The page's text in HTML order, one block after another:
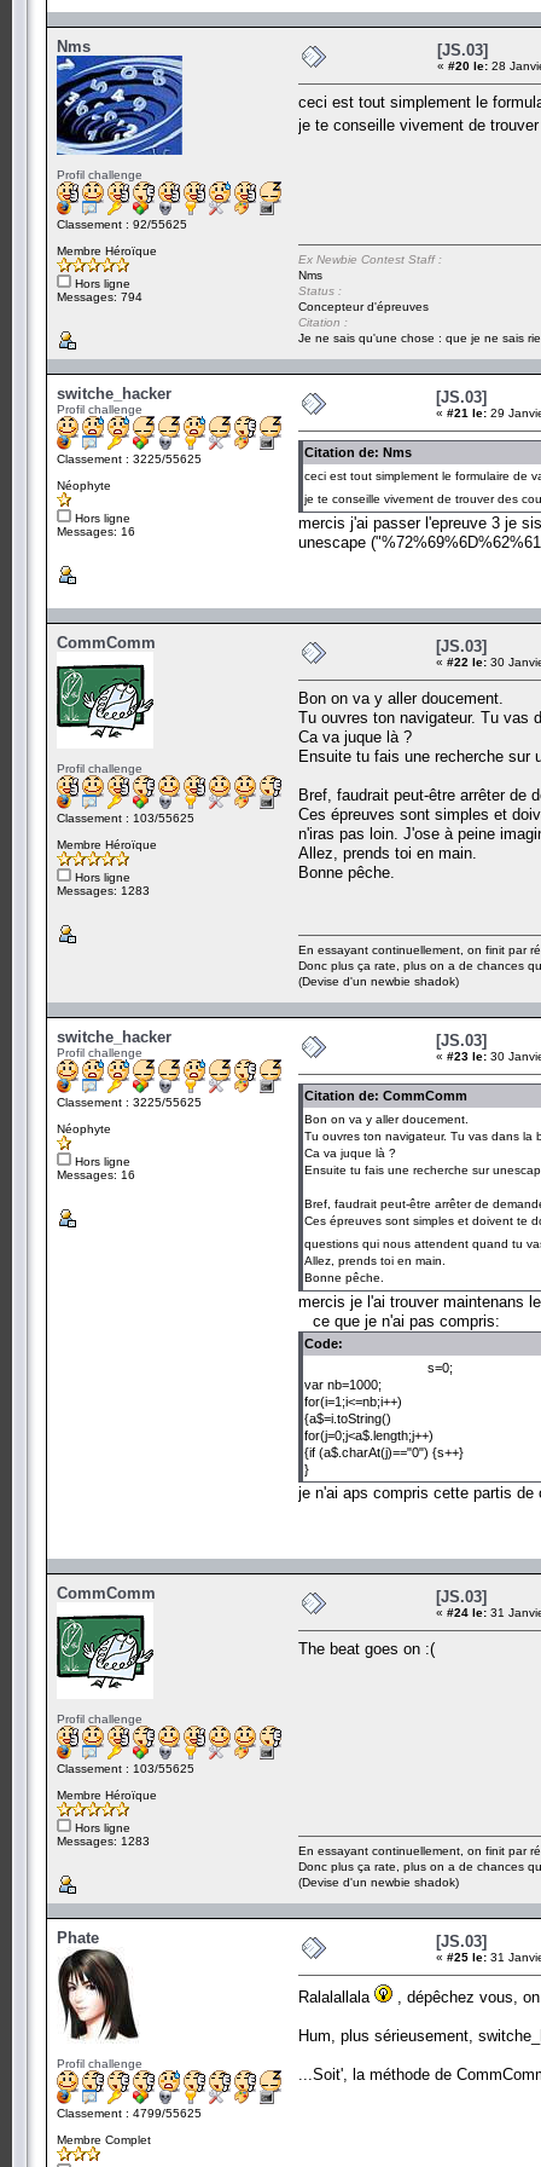
Nms
Profil challenge
Classement : 92/55625
Membre Héroïque
Hors ligne
Messages: 794
[JS.03]
« #20 le: 28
ceci est tout simplement le
je te conseille vivement de
Ex Newbie Contest Staff :
Nms
Status :
Concepteur d'épreuves
Citation :
Je ne sais qu'une chose : que je ne sais
switche_hacker
Profil challenge
Classement : 3225/55625
Néophyte
Hors ligne
Messages: 16
[JS.03]
« #21 le: 29
Citation de: Nms
ceci est tout simplement le formulaire de
je te conseille vivement de trouver des
mercis j'ai passer l'epreuve 3 je
unescape
CommComm
Profil challenge
Classement : 103/55625
Membre Héroïque
Hors ligne
Messages: 1283
[JS.03]
« #22 le: 30
Bon on va y aller doucement.
Tu ouvres ton navigateur. Tu vas
Ca va juque là ?
Ensuite tu fais une recherche sur
Bref, faudrait peut-être arrêter de
Ces épreuves sont simples et
n'iras pas loin. J'ose à peine
Allez, prends toi en main.
Bonne pêche.
En essayant continuellement, on finit par
Donc plus ça rate, plus on a de chances
(Devise d'un newbie shadok)
switche_hacker
Profil challenge
Classement : 3225/55625
Néophyte
Hors ligne
Messages: 16
[JS.03]
« #23 le: 30
Citation de: CommComm
Bon on va y aller doucement.
Tu ouvres ton navigateur. Tu vas dans la
Ca va juque là ?
Ensuite tu fais une recherche sur
Bref, faudrait peut-être arrêter de
Ces épreuves sont simples et doivent te
questions qui nous attendent quand tu
Allez, prends toi en main.
Bonne pêche.
mercis je l'ai trouver maintenans
ce que je n'ai pas compris:
Code:
s=0;
var nb=1000;
for(i=1;i<=nb;i++)
{a$=i.toString()
for(j=0;j<a$.length;j++)
{if (a$.charAt(j)=="0") {s++}
}
je n'ai aps compris cette partis de
CommComm
Profil challenge
Classement : 103/55625
Membre Héroïque
Hors ligne
Messages: 1283
[JS.03]
« #24 le: 31
The beat goes on :(
En essayant continuellement, on finit par
Donc plus ça rate, plus on a de chances
(Devise d'un newbie shadok)
Phate
Profil challenge
Classement : 4799/55625
Membre Complet
[JS.03]
« #25 le: 31
Ralalallala , dépêchez vous,
Hum, plus sérieusement,
...Soit', la méthode de